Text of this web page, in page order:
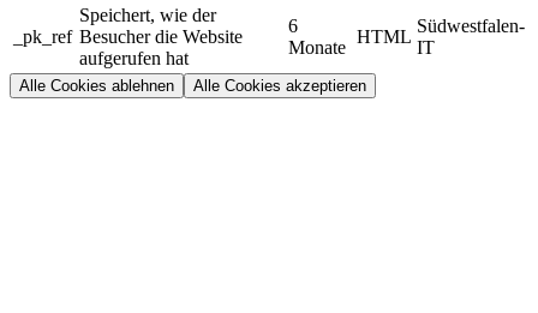
_pk_ref
Speichert, wie der
Besucher die Website
aufgerufen hat
6
Monate
HTML
Südwestfalen-
IT
Alle Cookies ablehnen Alle Cookies akzeptieren